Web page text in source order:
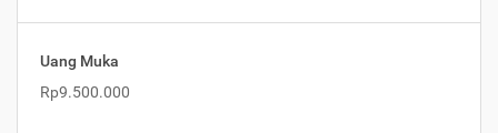
Uang Muka
Rp9.500.000